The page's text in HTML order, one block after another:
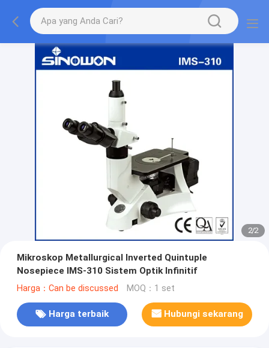
2/2
Mikroskop Metallurgical Inverted Quintuple
Nosepiece IMS-310 Sistem Optik Infinitif
Harga：Can be discussed MOQ：1 set
Harga terbaik Hubungi sekarang